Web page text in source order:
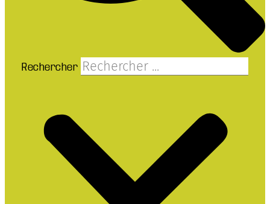
Rechercher